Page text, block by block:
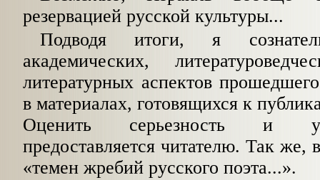
резервацией русской культуры...
Подводя итоги, я
академических,
литературных аспектов
в материалах, готовящихся к
Оценить серьезность и
предоставляется читателю. Так же,
«темен жребий русского поэта...».